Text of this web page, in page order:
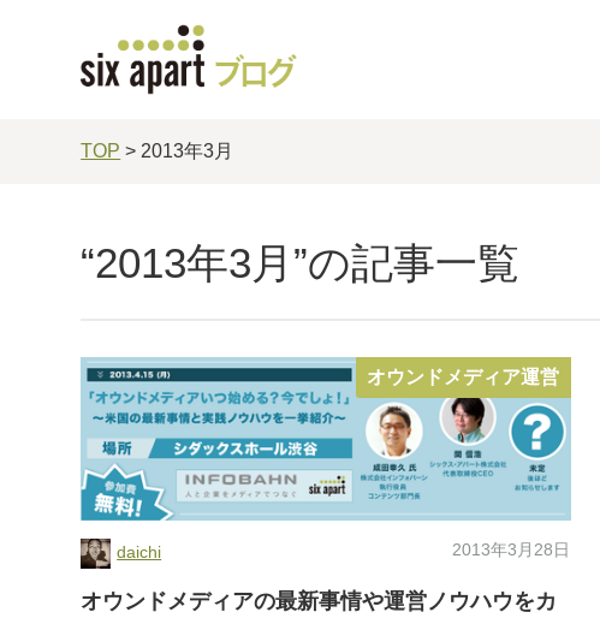
TOP > 2013年3月
“2013年3月”の記事一覧
オウンドメディア運営
daichi 2013年3月28日
オウンドメディアの最新事情や運営ノウハウをカ